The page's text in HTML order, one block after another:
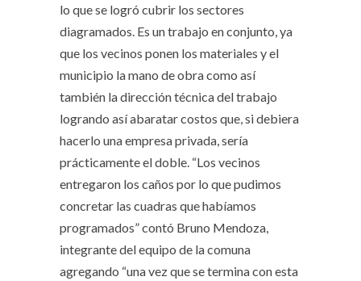
lo que se logró cubrir los sectores
diagramados. Es un trabajo en conjunto, ya
que los vecinos ponen los materiales y el
municipio la mano de obra como así
también la dirección técnica del trabajo
logrando así abaratar costos que, si debiera
hacerlo una empresa privada, sería
prácticamente el doble. “Los vecinos
entregaron los caños por lo que pudimos
concretar las cuadras que habíamos
programados” contó Bruno Mendoza,
integrante del equipo de la comuna
agregando “una vez que se termina con esta